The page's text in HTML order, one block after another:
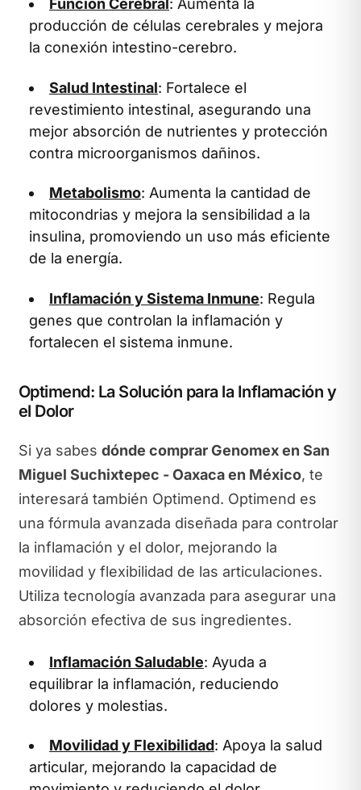
Función Cerebral: Aumenta la
producción de células cerebrales y mejora
la conexión intestino-cerebro.
Salud Intestinal: Fortalece el
revestimiento intestinal, asegurando una
mejor absorción de nutrientes y protección
contra microorganismos dañinos.
Metabolismo: Aumenta la cantidad de
mitocondrias y mejora la sensibilidad a la
insulina, promoviendo un uso más eficiente
de la energía.
Inflamación y Sistema Inmune: Regula
genes que controlan la inflamación y
fortalecen el sistema inmune.
Optimend: La Solución para la Inflamación y
el Dolor
Si ya sabes dónde comprar Genomex en San
Miguel Suchixtepec - Oaxaca en México, te
interesará también Optimend. Optimend es
una fórmula avanzada diseñada para controlar
la inflamación y el dolor, mejorando la
movilidad y flexibilidad de las articulaciones.
Utiliza tecnología avanzada para asegurar una
absorción efectiva de sus ingredientes.
Inflamación Saludable: Ayuda a
equilibrar la inflamación, reduciendo
dolores y molestias.
Movilidad y Flexibilidad: Apoya la salud
articular, mejorando la capacidad de